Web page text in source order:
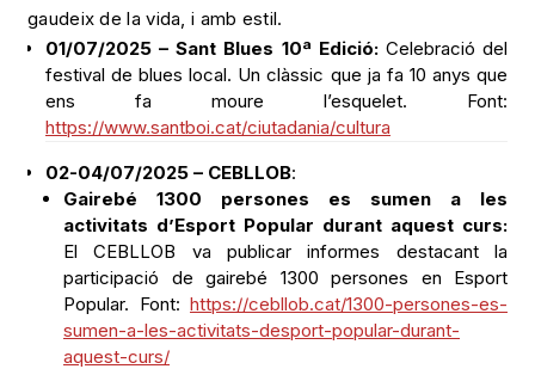
gaudeix de la vida, i amb estil.
01/07/2025 – Sant Blues 10ª Edició:Celebració del
festival de blues local. Un clàssic que ja fa 10 anys que
ens fa moure l’esquelet. Font:
https://www.santboi.cat/ciutadania/cultura
02-04/07/2025 – CEBLLOB:
Gairebé 1300 persones es sumen a les
activitats d’Esport Popular durant aquest curs:
El CEBLLOB va publicar informes destacant la
participació de gairebé 1300 persones en Esport
Popular. Font: https://cebllob.cat/1300-persones-es-
sumen-a-les-activitats-desport-popular-durant-
aquest-curs/